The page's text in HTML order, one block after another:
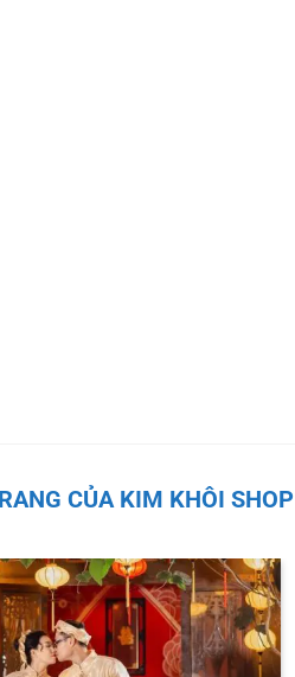
CỦA KIM KHÔI SHOP